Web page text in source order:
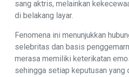
sang aktris, melainkan
di belakang layar.
Fenomena ini menunjukkan
selebritas dan basis
merasa memiliki keterikatan
sehingga setiap keputusan yang